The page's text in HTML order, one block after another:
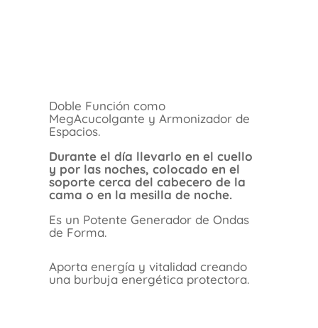
Doble Función como
MegAcucolgante y Armonizador de
Espacios.
Durante el día llevarlo en el cuello
y por las noches, colocado en el
soporte cerca del cabecero de la
cama o en la mesilla de noche.
Es un Potente Generador de Ondas
de Forma.
Aporta energía y vitalidad creando
una burbuja energética protectora.